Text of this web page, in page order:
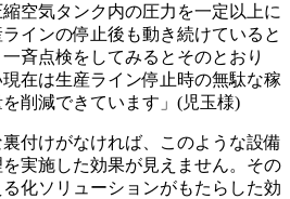
空気タンク内の圧力を一定以上に
インの停止後も動き続けていると
斉点検をしてみるとそのとおり
在は生産ライン停止時の無駄な稼
削減できています」(児玉様)
裏付けがなければ、このような設備
実施した効果が見えません。その
化ソリューションがもたらした効